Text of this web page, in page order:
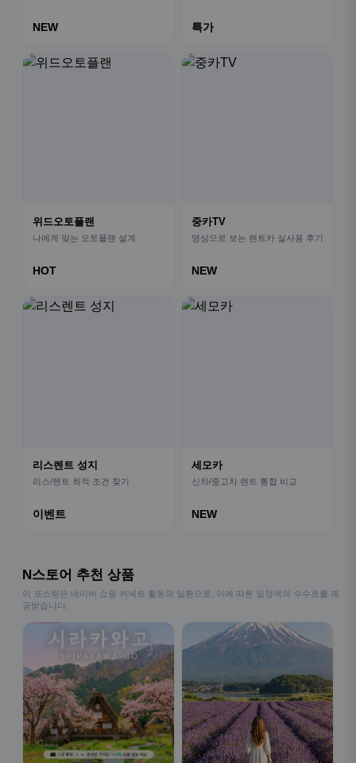
NEW 특가
위드오토플랜
나에게 맞는 오토플랜 설계
HOT
중카TV
영상으로 보는 렌트카 실사용 후기
NEW
리스렌트 성지
리스/렌트 최적 조건 찾기
이벤트
세모카
신차/중고차 렌트 통합 비교
NEW
N스토어 추천 상품
이 포스팅은 네이버 쇼핑 커넥트 활동의 일환으로, 이에 따른 일정액의 수수료를 제
공받습니다.